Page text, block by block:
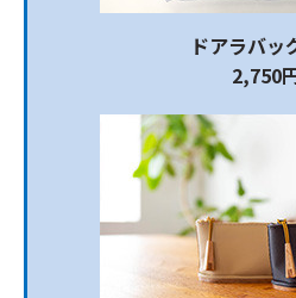
ドアラバッ
2,750